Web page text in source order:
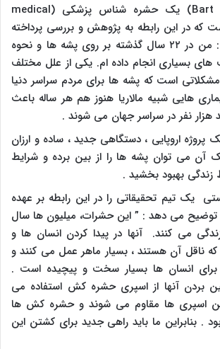
Bart) یک حشره شناس پزشکی (medical
که در این رابطه به پژوهش و بررسی پرداخته
است . او می گوید : من در ۲۲ سال گذشته بر روی پشه ها و نحوه
های بسیاری انجام داده ام. یکی از علل مختلف
مشکلاتی است که پشه ها برای مردم سراسر دنیا
هایی شبیه مالاریا هنوز هم هر ساله باعث
نفر در سراسر جهان می شوند .
پروژه اروپایی ، دستگاهی جدید ، ساده و ارزان
آن می توان پشه ها را از بین برده و شرایط
زندگی بهبود بخشید .
یک تیم تحقیقاتی را در این رابطه بر عهده
توضیح می دهد : ” این حشرات، میلیون ها سال
می کنند. آنها در پیدا کردن انسان ها و
که ناقل آن هستند ، بسیار ماهر عمل می کنند و
برای انسان ها بسیار سخت و پیچیده است .
بردن آنها از اسپری حشره کش استفاده می
این اسپری ها مقاوم می شوند و حشره کش ها
. بنابراین ما باید راهی جدید برای کشتن این